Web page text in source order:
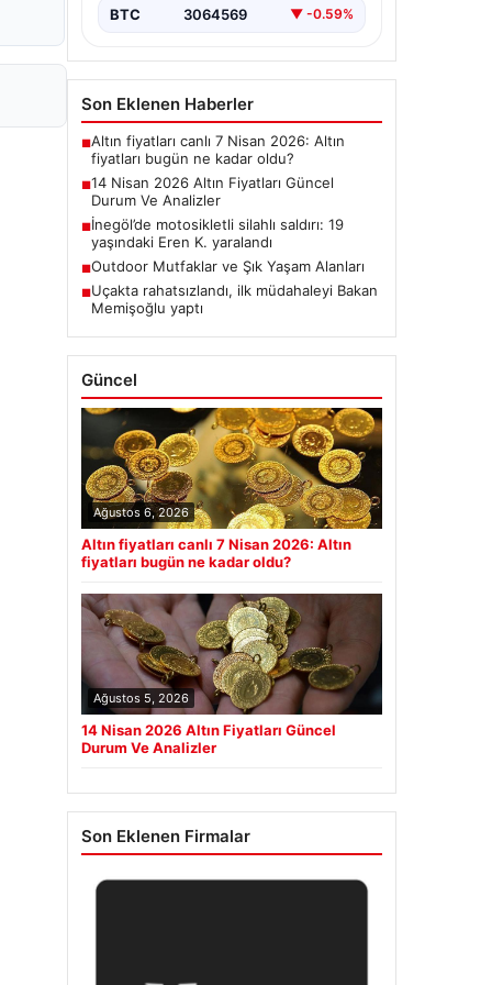
BTC 3064569 ▼ -0.59%
Son Eklenen Haberler
■Altın fiyatları canlı 7 Nisan 2026: Altın
fiyatları bugün ne kadar oldu?
■14 Nisan 2026 Altın Fiyatları Güncel
Durum Ve Analizler
■İnegöl’de motosikletli silahlı saldırı: 19
yaşındaki Eren K. yaralandı
■Outdoor Mutfaklar ve Şık Yaşam Alanları
■Uçakta rahatsızlandı, ilk müdahaleyi Bakan
Memişoğlu yaptı
Güncel
Ağustos 6, 2026
Altın fiyatları canlı 7 Nisan 2026: Altın
fiyatları bugün ne kadar oldu?
Ağustos 5, 2026
14 Nisan 2026 Altın Fiyatları Güncel
Durum Ve Analizler
Son Eklenen Firmalar